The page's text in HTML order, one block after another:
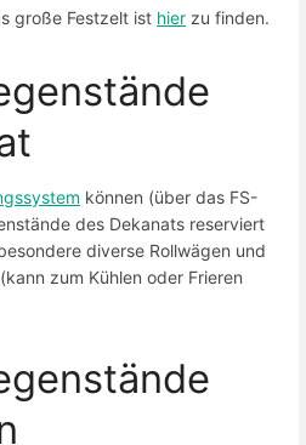
große Festzelt ist hier zu finden.
können (über das FS-
des Dekanats reserviert
diverse Rollwägen und
zum Kühlen oder Frieren